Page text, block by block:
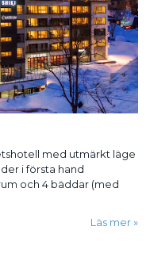
med utmärkt läge
i första hand
och 4 bäddar (med
Läs mer